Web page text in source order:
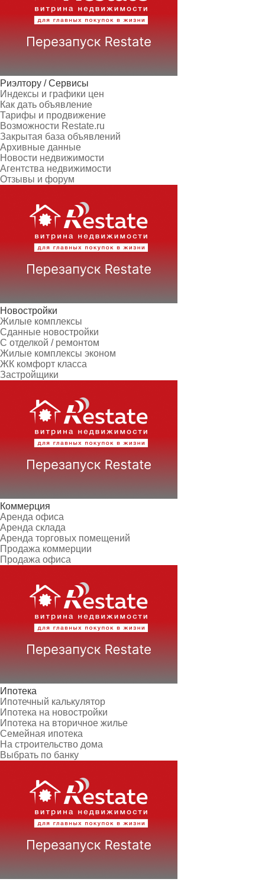
Риэлтору / Сервисы
Индексы и графики цен
Как дать объявление
Тарифы и продвижение
Возможности Restate.ru
Закрытая база объявлений
Архивные данные
Новости недвижимости
Агентства недвижимости
Отзывы и форум
Новостройки
Жилые комплексы
Сданные новостройки
С отделкой / ремонтом
Жилые комплексы эконом
ЖК комфорт класса
Застройщики
Коммерция
Аренда офиса
Аренда склада
Аренда торговых помещений
Продажа коммерции
Продажа офиса
Ипотека
Ипотечный калькулятор
Ипотека на новостройки
Ипотека на вторичное жилье
Семейная ипотека
На строительство дома
Выбрать по банку